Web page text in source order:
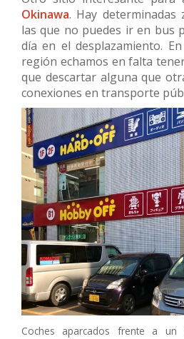
Okinawa. Hay determinadas
las que no puedes ir en bus
día en el desplazamiento.
región echamos en falta
que descartar alguna que
conexiones en transporte
Coches aparcados frente a